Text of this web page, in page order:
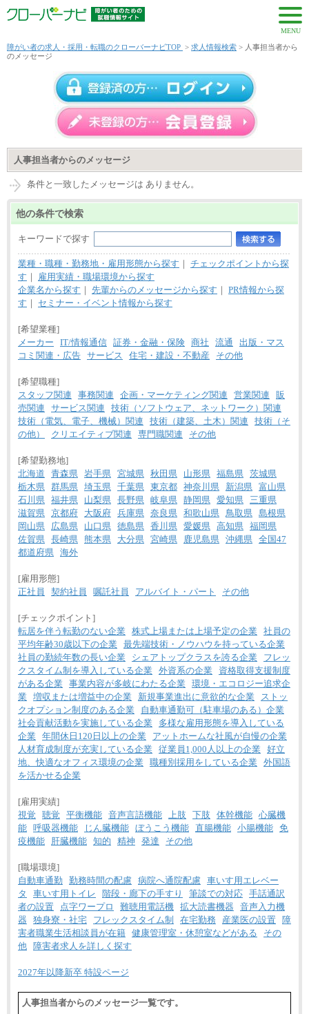
MENU
障がい者の求人・採用・転職のクローバーナビTOP > 求人情報検索 > 人事担当者から
のメッセージ
人事担当者からのメッセージ
条件と一致したメッセージは ありません。
他の条件で検索
キーワードで探す
業種・職種・勤務地・雇用形態から探す ｜ チェックポイントから探
す ｜
雇用実績・職場環境から探す
企業名から探す ｜ 先輩からのメッセージから探す ｜ PR情報から探
す ｜ セミナー・イベント情報から探す
[希望業種]
メーカー
IT/情報通信 証券・金融・保険 商社 流通
出版・マス
コミ関連・広告 サービス 住宅・建設・不動産 その他
[希望職種]
スタッフ関連
事務関連 企画・マーケティング関連 営業関連
販
売関連
サービス関連
技術（ソフトウェア、ネットワーク）関連
技術（電気、電子、機械）関連
技術（建築、土木）関連
技術（そ
の他）
クリエイティブ関連 専門職関連 その他
[希望勤務地]
北海道
青森県 岩手県 宮城県 秋田県 山形県 福島県
茨城県
栃木県
群馬県 埼玉県 千葉県 東京都 神奈川県 新潟県
富山県
石川県
福井県 山梨県 長野県 岐阜県 静岡県 愛知県
三重県
滋賀県
京都府 大阪府 兵庫県 奈良県 和歌山県 鳥取県
島根県
岡山県
広島県 山口県 徳島県 香川県 愛媛県 高知県
福岡県
佐賀県
長崎県 熊本県 大分県 宮崎県 鹿児島県 沖縄県
全国47
都道府県
海外
[雇用形態]
正社員
契約社員 嘱託社員 アルバイト・パート その他
[チェックポイント]
転居を伴う転勤のない企業 株式上場または上場予定の企業 社員の
平均年齢30歳以下の企業 最先端技術・ノウハウを持っている企業
社員の勤続年数の長い企業
シェアトップクラスを誇る企業
フレッ
クスタイム制を導入している企業 外資系の企業
資格取得支援制度
がある企業 事業内容が多岐にわたる企業 環境・エコロジー追求企
業 増収または増益中の企業 新規事業進出に意欲的な企業
ストッ
クオプション制度のある企業
自動車通勤可（駐車場のある）企業
社会貢献活動を実施している企業
多様な雇用形態を導入している
企業 年間休日120日以上の企業
アットホームな社風が自慢の企業
人材育成制度が充実している企業 従業員1,000人以上の企業 好立
地、快適なオフィス環境の企業 職種別採用をしている企業 外国語
を活かせる企業
[雇用実績]
視覚
聴覚 平衡機能 音声言語機能 上肢 下肢 体幹機能 心臓機
能 呼吸器機能 じん臓機能 ぼうこう機能 直腸機能 小腸機能 免
疫機能
肝臓機能 知的 精神 発達 その他
[職場環境]
自動車通勤
勤務時間の配慮 病院へ通院配慮 車いす用エレベー
タ
車いす用トイレ 階段・廊下の手すり 筆談での対応 手話通訳
者の設置
点字ワープロ 難聴用電話機 拡大読書機器
音声入力機
器
独身寮・社宅 フレックスタイム制 在宅勤務 産業医の設置
障
害者職業生活相談員が在籍 健康管理室・休憩室などがある
その
他
障害者求人を詳しく探す
2027年以降新卒 特設ページ
人事担当者からのメッセージ一覧です。